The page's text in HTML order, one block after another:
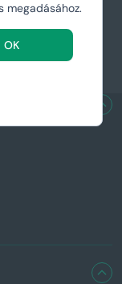
megadásához.
OK